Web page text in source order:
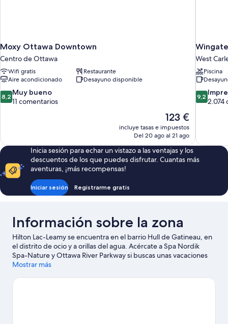
Moxy Ottawa Downtown
Centro de Ottawa
Wifi gratis
Restaurante
Aire acondicionado
Desayuno disponible
8.2
sobre
11 comentarios
8,2 Muy bueno
11 comentarios
El
precio
actual
de
123 €
123 €
incluye tasas e impuestos
Del 20 ago al 21 ago
West
Piscina
9.2
sobre
9,2
2.074
Inicia sesión para echar un vistazo a las ventajas y los
descuentos de los que puedes disfrutar. Cuantas más
aventuras, ¡más recompensas!
Iniciar sesión Registrarme gratis
Información sobre la zona
Hilton Lac-Leamy se encuentra en el barrio Hull de Gatineau, en
el distrito de ocio y a orillas del agua. Acércate a Spa Nordik
Spa-Nature y Ottawa River Parkway si buscas unas vacaciones
activas; si prefieres ir de compras, ve a Mercado Byward Market
National Arts Centre y, si te apetece disfrutar de un evento
Mostrar más